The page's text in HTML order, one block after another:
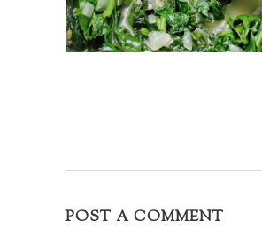
POST A COMMENT